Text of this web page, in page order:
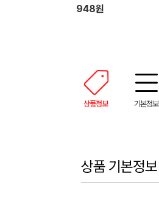
130mm)
948원
상품정보 기본정보
상품 기본정보